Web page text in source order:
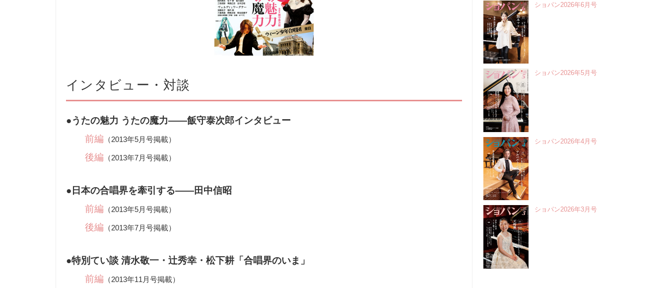
インタビュー・対談
●うたの魅力 うたの魔力――飯守泰次郎インタビュー
前編 （2013年5月号掲載）
後編 （2013年7月号掲載）
● 日本の合唱界を牽引する――田中信昭
前編 （2013年5月号掲載）
後編 （2013年7月号掲載）
●特別てい談 清水敬一・辻秀幸・松下耕「合唱界のいま」
前編 （2013年11月号掲載）
ショパン2026年6月号
ショパン2026年5月号
ショパン2026年4月号
ショパン2026年3月号